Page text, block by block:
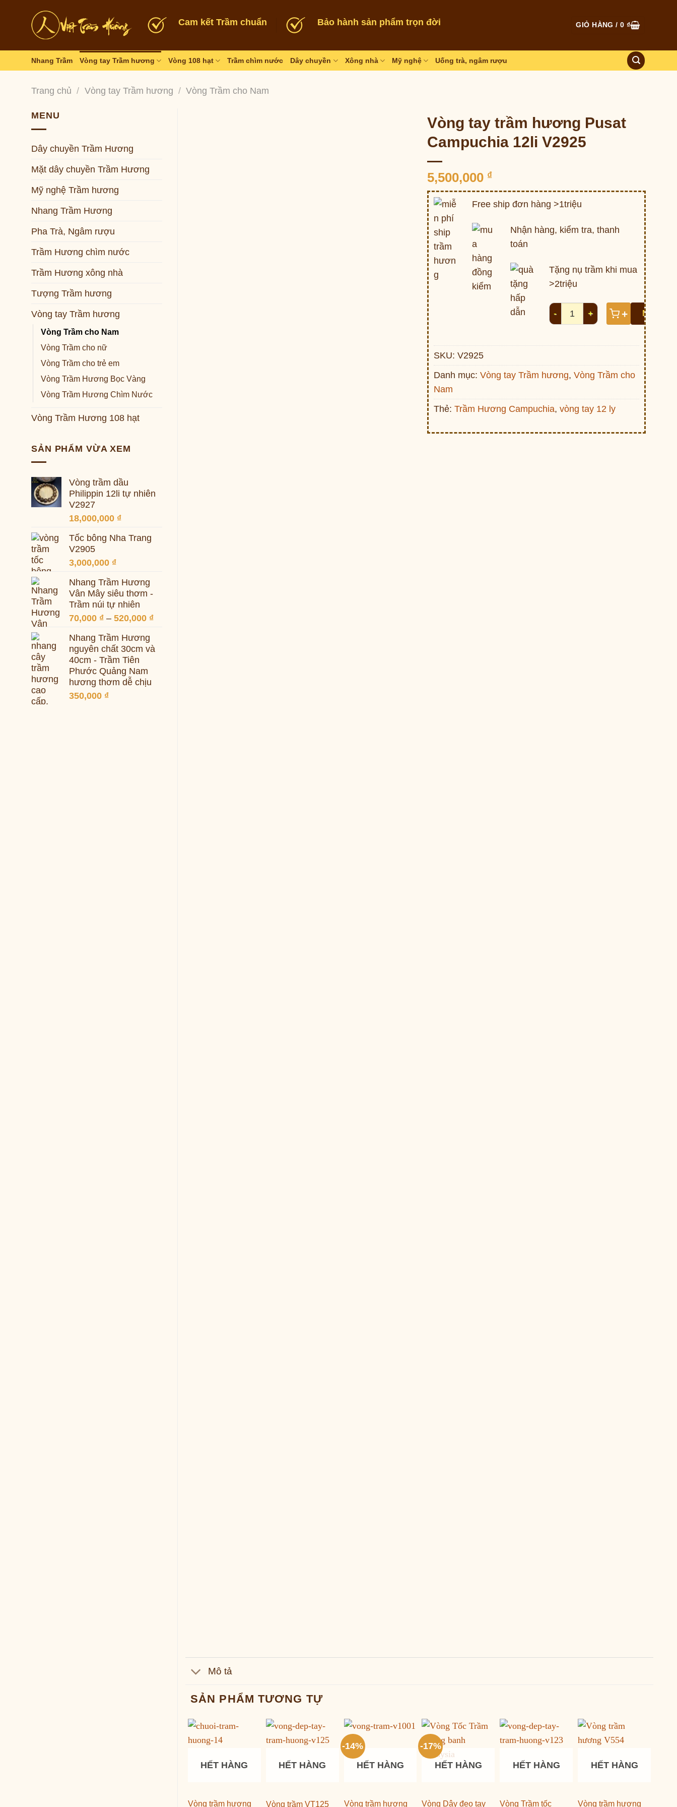
Cam kết Trầm chuẩn Bảo hành sản phẩm trọn đời GIỎ HÀNG /0 ₫
Nhang Trầm Vòng tay Trầm hương Vòng 108 hạt Trầm chìm nước Dây chuyền Xông nhà Mỹ nghệ Uống trà, ngâm rượu
Trang chủ / Vòng tay Trầm hương / Vòng Trầm cho Nam
MENU
Dây chuyền Trầm Hương
Mặt dây chuyền Trầm Hương
Mỹ nghệ Trầm hương
Nhang Trầm Hương
Pha Trà, Ngâm rượu
Trầm Hương chìm nước
Trầm Hương xông nhà
Tượng Trầm hương
Vòng tay Trầm hương
Vòng Trầm cho Nam
Vòng Trầm cho nữ
Vòng Trầm cho trẻ em
Vòng Trầm Hương Bọc Vàng
Vòng Trầm Hương Chìm Nước
Vòng Trầm Hương 108 hạt
SẢN PHẨM VỪA XEM
Vòng trầm dầu
Philippin 12li tự nhiên
V2927
18,000,000 ₫
Tốc bông Nha Trang
V2905
3,000,000 ₫
Nhang Trầm Hương
Vân Mây siêu thơm -
Trầm núi tự nhiên
70,000 ₫ – 520,000 ₫Khoảng
70,000 ₫
Nhang Trầm Hương
nguyên chất 30cm và
40cm - Trầm Tiên
Phước Quảng Nam
hương thơm dễ chịu
350,000 ₫
Vòng tay trầm hương Pusat
Campuchia 12li V2925
5,500,000 ₫
Free ship đơn hàng >1triệu
Nhận hàng, kiểm tra, thanh
toán
Tặng nụ trầm khi mua
>2triệu
Vòng tay trầm hương Pusat
+ MUA
SKU: V2925
Danh mục: Vòng tay Trầm hương, Vòng Trầm cho
Nam
Thẻ: Trầm Hương Campuchia, vòng tay 12 ly
Mô tả
SẢN PHẨM TƯƠNG TỰ
HẾT HÀNG
Vòng trầm hương
HẾT HÀNG
Vòng trầm VT125
-14%
HẾT HÀNG
Vòng trầm hương
-17%
HẾT HÀNG
Vòng Dây đeo tay
HẾT HÀNG
Vòng Trầm tốc
HẾT HÀNG
Vòng trầm hương